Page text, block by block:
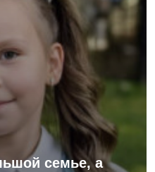
семье, а